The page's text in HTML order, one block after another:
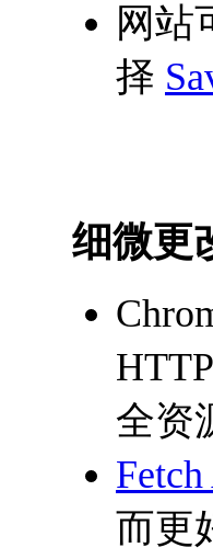
网站
择
细微更
全资
而更